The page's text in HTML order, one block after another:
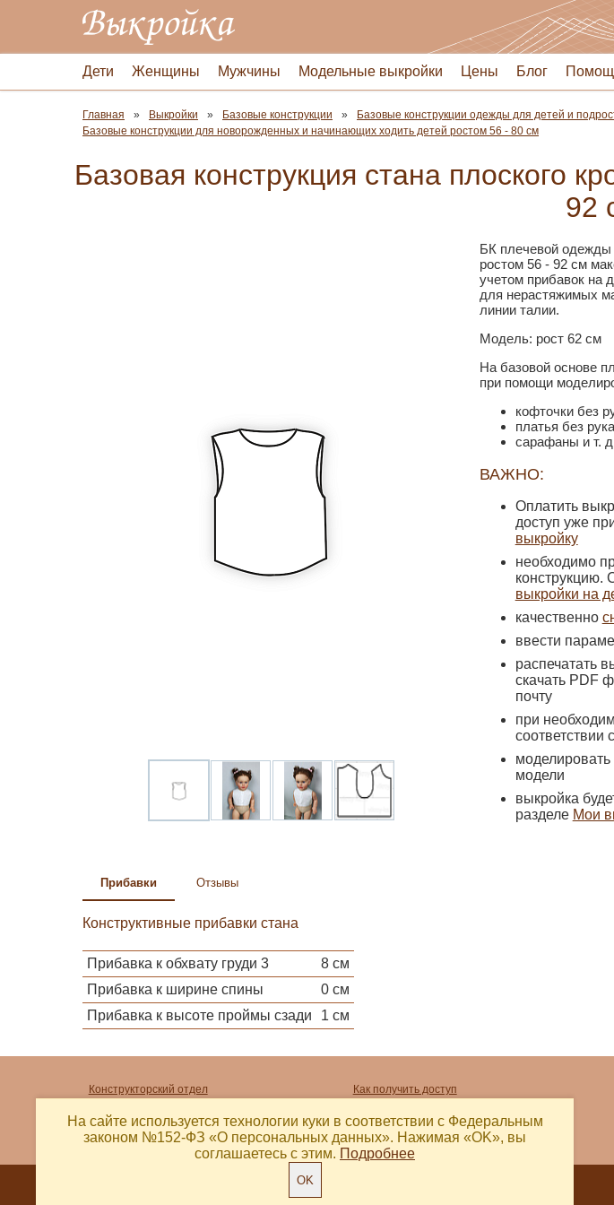
Дети Женщины Мужчины Модельные выкройки Цены Блог
Главная Выкройки Базовые конструкции
Базовые конструкции одежды для детей и
Базовые конструкции для новорожденных и начинающих ходить детей ростом 56 - 80 см
Базовая конструкция стана плоского
92
БК плечевой одежды
ростом 56 - 92 см
учетом прибавок на
для нерастяжимых
линии талии.
Модель: рост 62 см
На базовой основе
при помощи
кофточки без
платья без
сарафаны и т.
ВАЖНО:
Оплатить
доступ уже
выкройку
необходимо
конструкцию.
выкройки на
качественно
ввести
распечатать
скачать PDF
почту
при
соответствии с
модели
выкройка
разделе Мои
Прибавки Отзывы
Конструктивные прибавки стана
Прибавка к обхвату груди 3
8 см
Прибавка к ширине спины
0 см
Прибавка к высоте проймы сзади
1 см
Конструкторский отдел
Акции
Как получить доступ
Как распечатать
На сайте используется технологии куки в соответствии с Федеральным
законом №152-ФЗ «О персональных данных». Нажимая «OK», вы
соглашаетесь с этим. Подробнее
OK